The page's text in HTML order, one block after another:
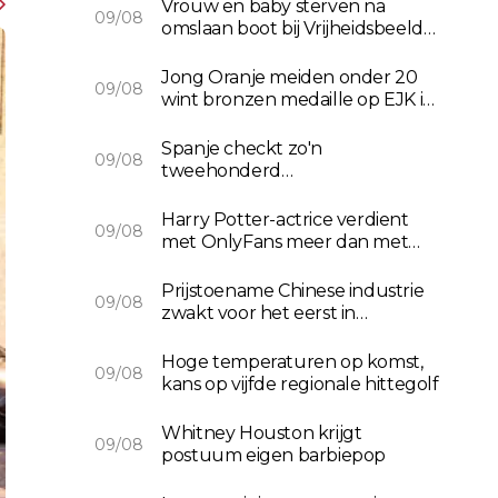
09/08
Vrouw en baby sterven na
omslaan boot bij Vrijheidsbeeld
09/08
Jong Oranje meiden onder 20
wint bronzen medaille op EJK in
09/08
Spanje checkt zo'n
tweehonderd
09/08
Harry Potter-actrice verdient
met OnlyFans meer dan met
09/08
Prijstoename Chinese industrie
zwakt voor het eerst in
09/08
Hoge temperaturen op komst,
kans op vijfde regionale hittegolf
09/08
Whitney Houston krijgt
postuum eigen barbiepop